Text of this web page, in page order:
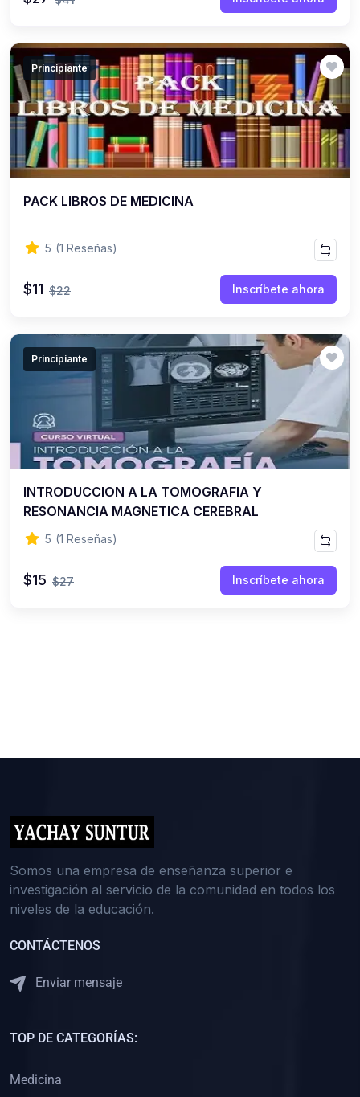
Ciencia (0)
Tecnología (0)
Humanidades (0)
Viajes, naturaleza y cultura (0)
13. PELÍCULAS (0)
Casos de la Vida Real
(0)
Mix Personales (0)
Carnavales (0)
Criollas (0)
Principiante
PACK LIBROS DE MEDICINA
5 (1 Reseñas)
$11 $22 Inscríbete ahora
Principiante
INTRODUCCION A LA TOMOGRAFIA Y
RESONANCIA MAGNETICA CEREBRAL
5 (1 Reseñas)
$15 $27 Inscríbete ahora
Somos una empresa de enseñanza superior e
investigación al servicio de la comunidad en todos los
niveles de la educación.
CONTÁCTENOS
Enviar mensaje
TOP DE CATEGORÍAS:
Medicina